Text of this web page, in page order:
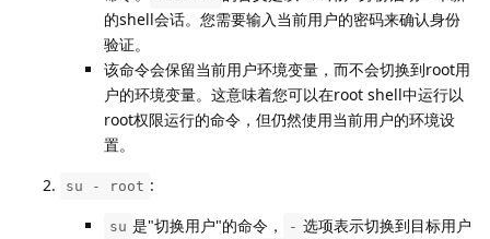
的shell会话。您需要输入当前用户的密码来确认身份
验证。
该命令会保留当前用户环境变量，而不会切换到root用
户的环境变量。这意味着您可以在root shell中运行以
root权限运行的命令，但仍然使用当前用户的环境设
置。
su - root :
su 是"切换用户"的命令， - 选项表示切换到目标用户